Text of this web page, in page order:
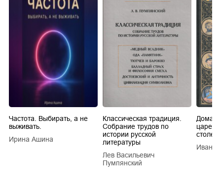
Частота. Выбирать, а не
выживать.
Ирина Ашина
Классическая традиция.
Собрание трудов по
истории русской
литературы
Лев Васильевич
Пумпянский
царей
Иван